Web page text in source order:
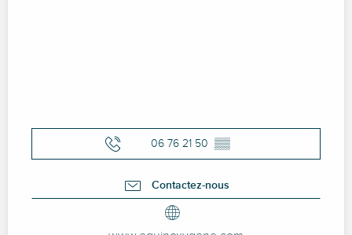
06 76 21 50 ▒▒
Contactez-nous